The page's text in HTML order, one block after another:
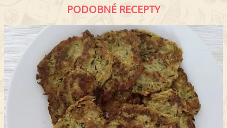
PODOBNÉ RECEPTY